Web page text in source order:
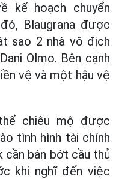
kế hoạch chuyển
Blaugrana được
sao 2 nhà vô địch
Olmo. Bên cạnh
vệ và một hậu vệ
chiêu mộ được
tình hình tài chính
cần bán bớt cầu thủ
khi nghĩ đến việc